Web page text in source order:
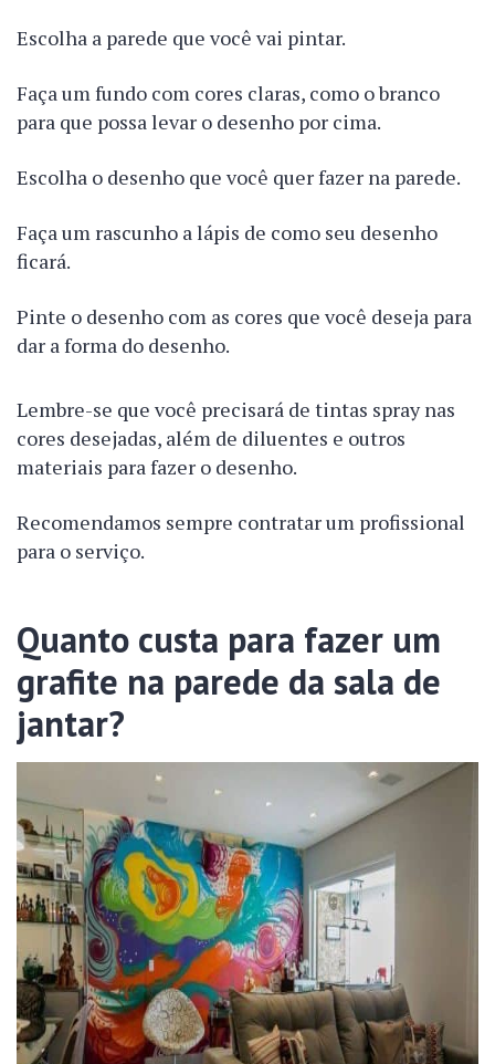
Escolha a parede que você vai pintar.
Faça um fundo com cores claras, como o branco
para que possa levar o desenho por cima.
Escolha o desenho que você quer fazer na parede.
Faça um rascunho a lápis de como seu desenho
ficará.
Pinte o desenho com as cores que você deseja para
dar a forma do desenho.
Lembre-se que você precisará de tintas spray nas
cores desejadas, além de diluentes e outros
materiais para fazer o desenho.
Recomendamos sempre contratar um profissional
para o serviço.
Quanto custa para fazer um
grafite na parede da sala de
jantar?